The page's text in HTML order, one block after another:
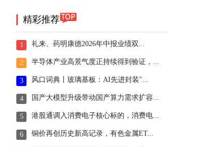
精彩推荐
1 礼来、药明康德2026年中报业绩双...
2 半导体产业高景气度正持续得到验证，...
3 风口词典丨玻璃基板：AI先进封装"...
4 国产大模型升级带动国产算力需求扩容...
5 港股通调入消费电子核心标的，消费电...
6 铜价再创历史新高记录，有色金属ET...